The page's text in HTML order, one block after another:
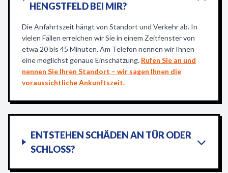
HENGSTFELD BEI MIR?
Die Anfahrtszeit hängt von Standort und Verkehr ab. In
vielen Fällen erreichen wir Sie in einem Zeitfenster von
etwa 20 bis 45 Minuten. Am Telefon nennen wir Ihnen
eine möglichst genaue Einschätzung. Rufen Sie an und
nennen Sie Ihren Standort – wir sagen Ihnen die
voraussichtliche Ankunftszeit.
ENTSTEHEN SCHÄDEN AN TÜR ODER
SCHLOSS?